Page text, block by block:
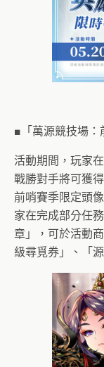
■「萬源競技場：
活動期間，玩家
戰勝對手將可獲
前哨賽季限定頭
家在完成部分任
章」，可於活動
級尋覓券」、「